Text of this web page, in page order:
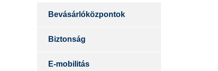
Bevásárlóközpontok
Biztonság
E-mobilitás